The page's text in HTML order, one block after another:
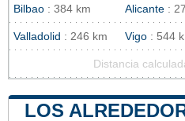
Bilbao : 384 km Alicante :
Valladolid : 246 km Vigo : 544
Distancia
LOS